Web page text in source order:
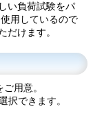
い負荷試験をパ
用しているので
だけます。
用意。
択できます。